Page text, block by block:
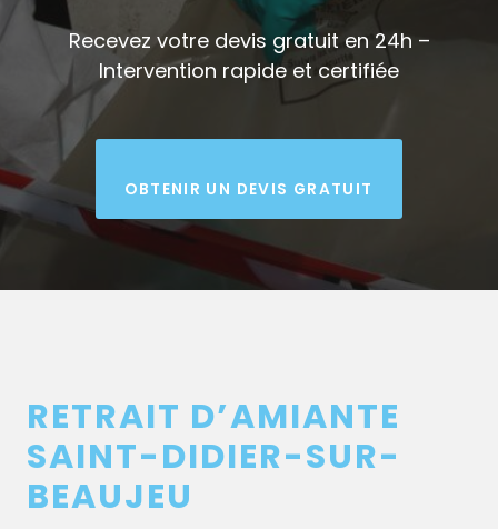
Recevez votre devis gratuit en 24h –
Intervention rapide et certifiée
OBTENIR UN DEVIS GRATUIT
RETRAIT D’AMIANTE
SAINT-DIDIER-SUR-
BEAUJEU